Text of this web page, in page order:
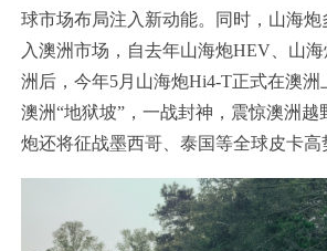
球市场布局注入新动能。同时，山海
入澳洲市场，自去年山海炮HEV、山
洲后，今年5月山海炮Hi4-T正式在澳洲
澳洲“地狱坡”，一战封神，震惊澳洲越
炮还将征战墨西哥、泰国等全球皮卡高